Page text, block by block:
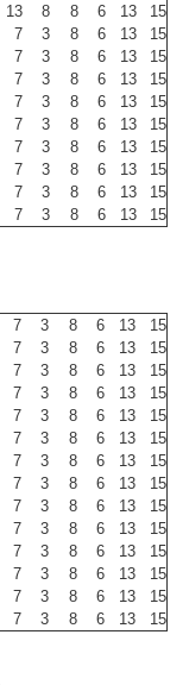
13 8 8 6 13
15
7 3 8 6 13
15
7 3 8 6 13
15
7 3 8 6 13
15
7 3 8 6 13
15
7 3 8 6 13
15
7 3 8 6 13
15
7 3 8 6 13
15
7 3 8 6 13
15
7 3 8 6 13 15
7 3 8 6 13
15
7 3 8 6 13
15
7 3 8 6 13
15
7 3 8 6 13
15
7 3 8 6 13
15
7 3 8 6 13
15
7 3 8 6 13
15
7 3 8 6 13
15
7 3 8 6 13
15
7 3 8 6 13
15
7 3 8 6 13
15
7 3 8 6 13
15
7 3 8 6 13
15
7 3 8 6 13 15